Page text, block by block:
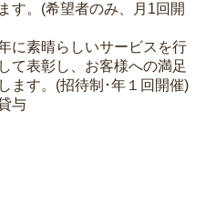
す。(希望者のみ、月1回開
に素晴らしいサービスを行
て表彰し、お客様への満足
ます。(招待制･年１回開催)
与